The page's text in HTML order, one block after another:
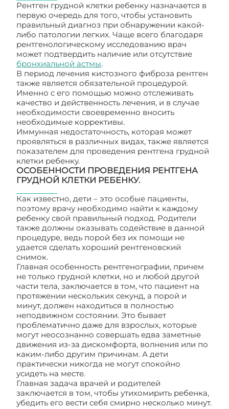
Рентген грудной клетки ребенку назначается в
первую очередь для того, чтобы установить
правильный диагноз при обнаружении какой-
либо патологии легких. Чаще всего благодаря
рентгенологическому исследованию врач
может подтвердить наличие или отсутствие
бронхиальной астмы.
В период лечения кистозного фиброза рентген
также является обязательной процедурой.
Именно с его помощью можно отслеживать
качество и действенность лечения, и в случае
необходимости своевременно вносить
необходимые коррективы.
Иммунная недостаточность, которая может
проявляться в различных видах, также является
показателем для проведения рентгена грудной
клетки ребенку.
ОСОБЕННОСТИ ПРОВЕДЕНИЯ РЕНТГЕНА
ГРУДНОЙ КЛЕТКИ РЕБЕНКУ.
Как известно, дети – это особые пациенты,
поэтому врачу необходимо найти к каждому
ребенку свой правильный подход. Родители
также должны оказывать содействие в данной
процедуре, ведь порой без их помощи не
удается сделать хороший рентгеновский
снимок.
Главная особенность рентгенографии, причем
не только грудной клетки, но и любой другой
части тела, заключается в том, что пациент на
протяжении нескольких секунд, а порой и
минут, должен находиться в полностью
неподвижном состоянии. Это бывает
проблематично даже для взрослых, которые
могут неосознанно совершать едва заметные
движения из-за дискомфорта, волнения или по
каким-либо другим причинам. А дети
практически никогда не могут спокойно
усидеть на месте.
Главная задача врачей и родителей
заключается в том, чтобы утихомирить ребенка,
убедить его вести себя смирно несколько минут.